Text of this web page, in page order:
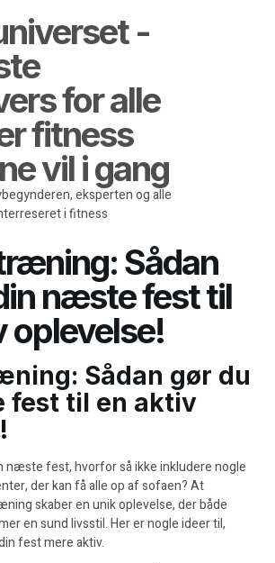
-
for alle
fitness
vil i gang
eksperten og alle
i fitness
Sådan
næste fest til
oplevelse!
Sådan gør du
fest til en aktiv
næste fest, hvorfor så ikke inkludere nogle
der kan få alle op af sofaen? At
skaber en unik oplevelse, der både
en sund livsstil. Her er nogle ideer til,
fest mere aktiv.